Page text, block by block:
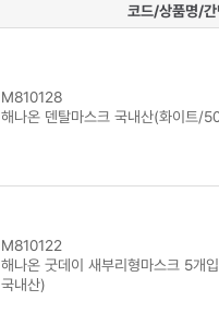
코드/상품명/간
M810128
해나온 덴탈마스크 국내산(화이트/
M810122
해나온 굿데이 새부리형마스크 5
국내산)